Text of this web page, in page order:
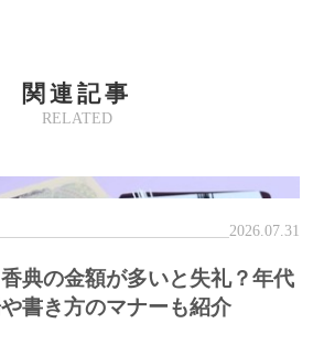
RELATED
関連記事
2026.07.31
香典の金額が多いと失礼？年代
書き方のマナーも紹介